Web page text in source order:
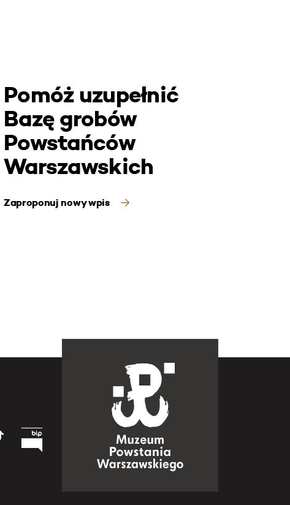
Pomóż uzupełnić
Bazę grobów
Powstańców
Warszawskich
Zaproponuj nowy wpis